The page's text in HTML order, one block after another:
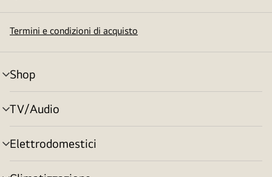
Termini e condizioni di acquisto
Shop
Attivazione
menu
TV/Audio
Attivazione
menu
Elettrodomestici
Attivazione
menu